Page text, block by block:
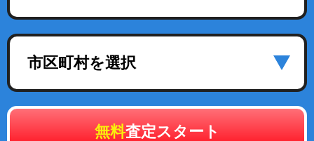
市区町村を選択
無料査定スタート